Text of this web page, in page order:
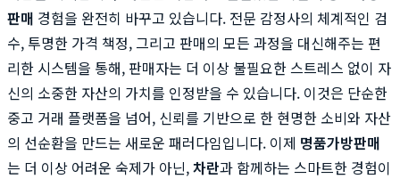
판매 경험을 완전히 바꾸고 있습니다. 전문 감정사의 체계적인 검
수, 투명한 가격 책정, 그리고 판매의 모든 과정을 대신해주는 편
리한 시스템을 통해, 판매자는 더 이상 불필요한 스트레스 없이 자
신의 소중한 자산의 가치를 인정받을 수 있습니다. 이것은 단순한
중고 거래 플랫폼을 넘어, 신뢰를 기반으로 한 현명한 소비와 자산
의 선순환을 만드는 새로운 패러다임입니다. 이제 명품가방판매
는 더 이상 어려운 숙제가 아닌,차란과 함께하는 스마트한 경험이